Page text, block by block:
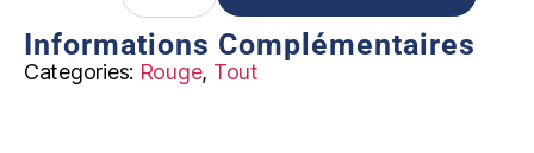
Informations Complémentaires
Categories: Rouge, Tout